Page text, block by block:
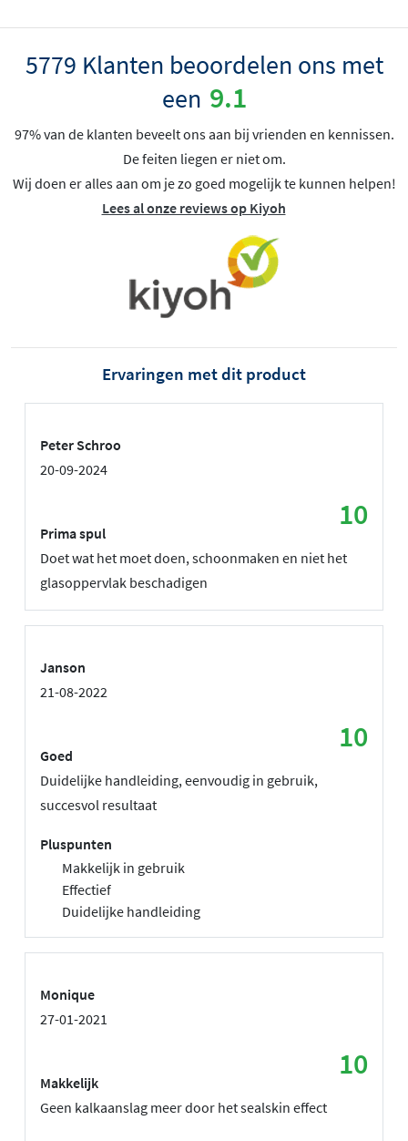
5779 Klanten beoordelen ons met
een 9.1
97% van de klanten beveelt ons aan bij vrienden en kennissen.
De feiten liegen er niet om.
Wij doen er alles aan om je zo goed mogelijk te kunnen helpen!
Lees al onze reviews op Kiyoh
Ervaringen met dit product
Peter Schroo
20-09-2024
10
Prima spul
Doet wat het moet doen, schoonmaken en niet het
glasoppervlak beschadigen
Janson
21-08-2022
10
Goed
Duidelijke handleiding, eenvoudig in gebruik,
succesvol resultaat
Pluspunten
Makkelijk in gebruik
Effectief
Duidelijke handleiding
Monique
27-01-2021
10
Makkelijk
Geen kalkaanslag meer door het sealskin effect